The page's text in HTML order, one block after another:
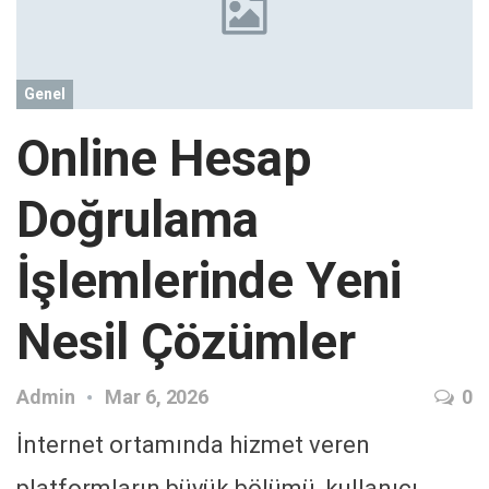
Genel
Online Hesap
Doğrulama
İşlemlerinde Yeni
Nesil Çözümler
Admin Mar 6, 2026 0
İnternet ortamında hizmet veren